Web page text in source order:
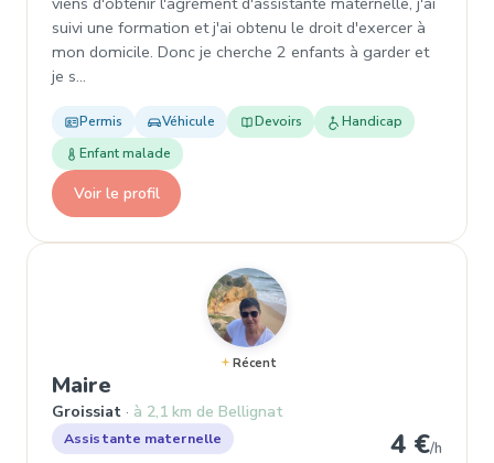
suivi une formation et j'ai obtenu le droit d'exercer à
mon domicile. Donc je cherche 2 enfants à garder et
je s…
Permis Véhicule Devoirs
Handicap
Enfant malade
Voir le profil
Récent
Maire
Groissiat à 2,1 km de Bellignat
Assistante maternelle 4 €/h